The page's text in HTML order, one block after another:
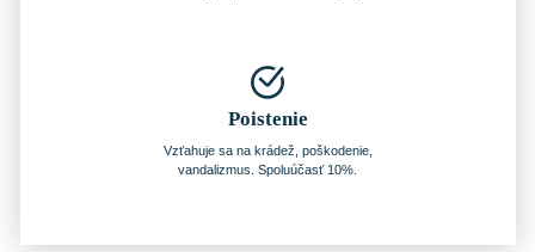
Poistenie
Vzťahuje sa na krádež, poškodenie,
vandalizmus. Spoluúčasť 10%.